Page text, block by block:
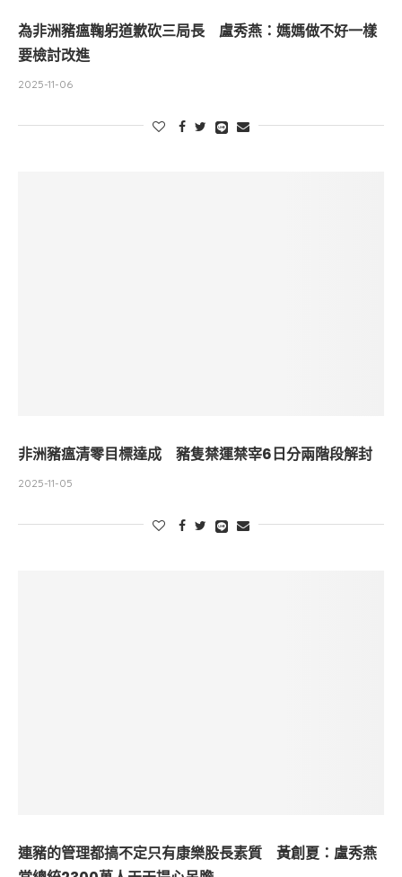
為非洲豬瘟鞠躬道歉砍三局長 盧秀燕：媽媽做不好一樣
要檢討改進
2025-11-06
非洲豬瘟清零目標達成 豬隻禁運禁宰6日分兩階段解封
2025-11-05
連豬的管理都搞不定只有康樂股長素質 黃創夏：盧秀燕